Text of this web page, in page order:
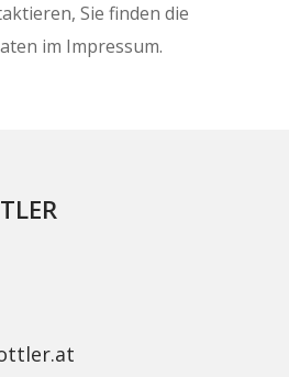
Sie finden die
im Impressum.